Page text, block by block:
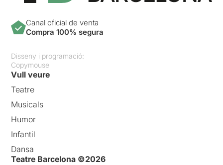
Canal oficial de venta
Compra 100% segura
Disseny i programació:
Copymouse
Vull veure
Teatre
Musicals
Humor
Infantil
Dansa
Teatre Barcelona ©2026